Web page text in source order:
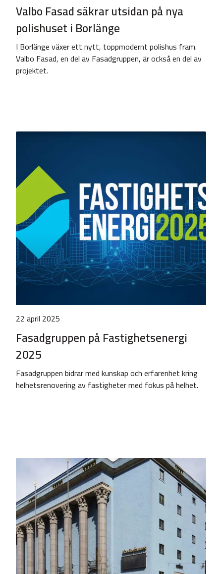
Valbo Fasad säkrar utsidan på nya
polishuset i Borlänge
I Borlänge växer ett nytt, toppmodernt polishus fram.
Valbo Fasad, en del av Fasadgruppen, är också en del av
projektet.
22 april 2025
Fasadgruppen på Fastighetsenergi
2025
Fasadgruppen bidrar med kunskap och erfarenhet kring
helhetsrenovering av fastigheter med fokus på helhet.